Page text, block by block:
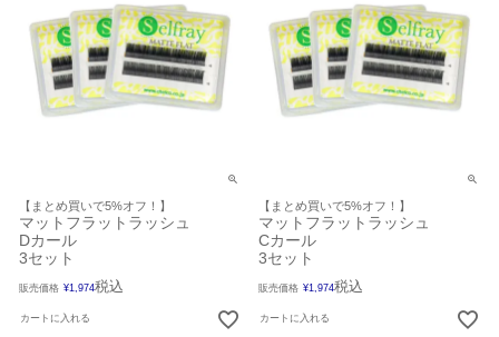
【まとめ買いで5%オフ！】
マットフラットラッシュ
Dカール
3セット
販売価格 ¥1,974税込
カートに入れる
【まとめ買いで5%オフ！】
マットフラットラッシュ
Cカール
3セット
販売価格 ¥1,974税込
カートに入れる